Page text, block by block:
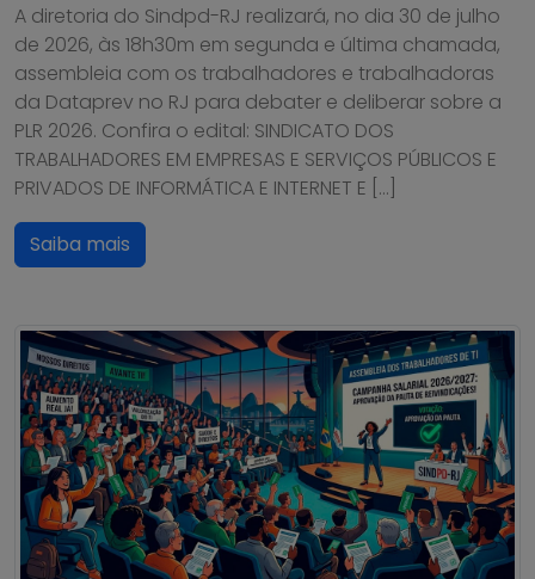
A diretoria do Sindpd-RJ realizará, no dia 30 de julho
de 2026, às 18h30m em segunda e última chamada,
assembleia com os trabalhadores e trabalhadoras
da Dataprev no RJ para debater e deliberar sobre a
PLR 2026. Confira o edital: SINDICATO DOS
TRABALHADORES EM EMPRESAS E SERVIÇOS PÚBLICOS E
PRIVADOS DE INFORMÁTICA E INTERNET E […]
Saiba mais